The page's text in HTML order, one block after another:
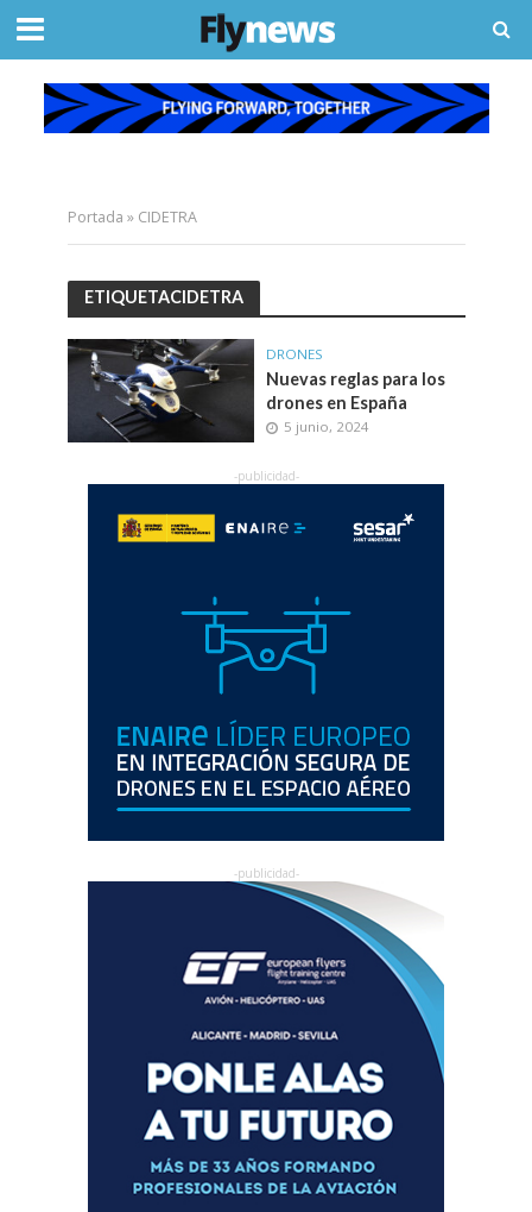
Portada » CIDETRA
ETIQUETACIDETRA
DRONES
Nuevas reglas para los
drones en España
5 junio, 2024